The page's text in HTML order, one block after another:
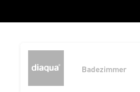
Badezimmer